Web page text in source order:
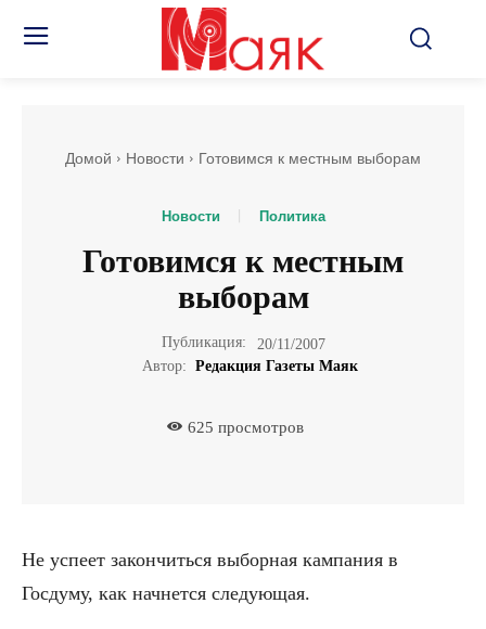
Домой Новости Готовимся к местным выборам
Новости Политика
Готовимся к местным
выборам
Публикация:
20/11/2007
Автор: Редакция Газеты Маяк
625 просмотров
Не успеет закончиться выборная кампания в
Госдуму, как начнется следующая.